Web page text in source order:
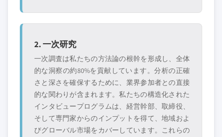
2. 一次研究
一次調査は私たちの方法論の根幹を形成し、全体
的な洞察の約80%を貢献しています。分析の正確
さと深さを確保するために、業界参加者との直接
的な関わりが含まれます。私たちの構造化された
インタビュープログラムは、経営幹部、取締役、
そして専門家からのインプットを得て、地域およ
びグローバル市場をカバーしています。これらの